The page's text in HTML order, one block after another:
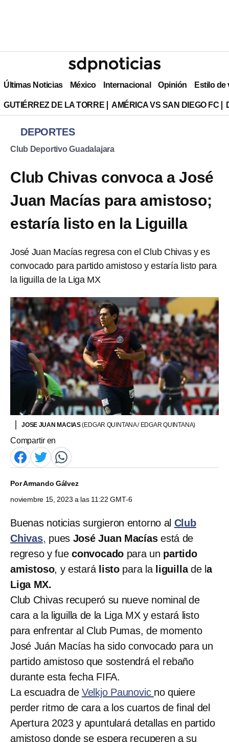
Últimas Noticias México Internacional Opinión Estilo de
GUTIÉRREZ DE LA TORRE AMÉRICA VS SAN DIEGO FC
DEPORTES
Club Deportivo Guadalajara
Club Chivas convoca a José
Juan Macías para amistoso;
estaría listo en la Liguilla
José Juan Macías regresa con el Club Chivas y es
convocado para partido amistoso y estaría listo para
la liguilla de la Liga MX
JOSE JUAN MACIAS(EDGAR QUINTANA / EDGAR QUINTANA)
Compartir en
PorArmando Gálvez
noviembre 15, 2023 a las 11:22 GMT-6
Buenas noticias surgieron entorno al Club
Chivas, pues José Juan Macíasestá de
regreso y fueconvocado para un partido
amistoso, y estarálisto para laliguillade l a
Liga MX.
Club Chivas recuperó su nueve nominal de
cara a la liguilla de la Liga MX y estará listo
para enfrentar al Club Pumas, de momento
José Juán Macías ha sido convocado para un
partido amistoso que sostendrá el rebaño
durante esta fecha FIFA.
La escuadra de Velkjo Paunovic no quiere
perder ritmo de cara a los cuartos de final del
Apertura 2023 y apuntulará detallas en partido
amistoso donde se espera recuperen a su